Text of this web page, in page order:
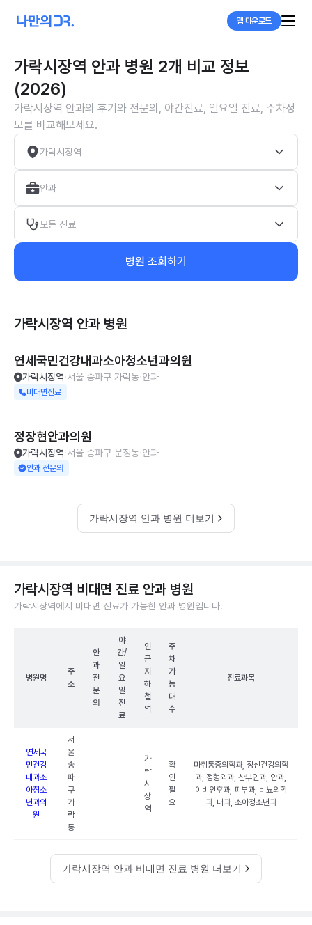
앱 다운로드
가락시장역 안과 병원 2개 비교 정보
(2026)
가락시장역 안과의 후기와 전문의, 야간진료, 일요일 진료, 주차정
보를 비교해보세요.
가락시장역
안과
모든 진료
병원 조회하기
가락시장역 안과 병원
연세국민건강내과소아청소년과의원
가락시장역 서울 송파구 가락동 안과
비대면진료
정장현안과의원
가락시장역 서울 송파구 문정동 안과
안과 전문의
가락시장역 안과 병원 더보기
가락시장역 비대면 진료 안과 병원
가락시장역에서 비대면 진료가 가능한 안과 병원입니다.
병원명
주
소
안
과
전
문
의
야
간/
일
요
일
진
료
인
근
지
하
철
역
주
차
가
능
대
수
진료과목
연세국
민건강
내과소
아청소
년과의
원
서
울
송
파
구
가
락
동
- -
가
락
시
장
역
확
인
필
요
마취통증의학과, 정신건강의학
과, 정형외과, 산부인과, 안과,
이비인후과, 피부과, 비뇨의학
과, 내과, 소아청소년과
가락시장역 안과 비대면 진료 병원 더보기